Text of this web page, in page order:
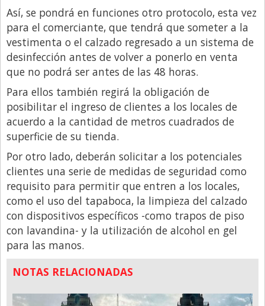
Así, se pondrá en funciones otro protocolo, esta vez
para el comerciante, que tendrá que someter a la
vestimenta o el calzado regresado a un sistema de
desinfección antes de volver a ponerlo en venta
que no podrá ser antes de las 48 horas.
Para ellos también regirá la obligación de
posibilitar el ingreso de clientes a los locales de
acuerdo a la cantidad de metros cuadrados de
superficie de su tienda.
Por otro lado, deberán solicitar a los potenciales
clientes una serie de medidas de seguridad como
requisito para permitir que entren a los locales,
como el uso del tapaboca, la limpieza del calzado
con dispositivos específicos -como trapos de piso
con lavandina- y la utilización de alcohol en gel
para las manos.
NOTAS RELACIONADAS